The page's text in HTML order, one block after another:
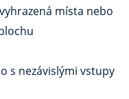
místa nebo
s nezávislými vstupy